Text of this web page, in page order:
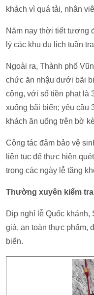
khách vì quá tải, nhân
Năm nay thời tiết tương
lý các khu du lịch tuần
Ngoài ra, Thành phố
chức ăn nhậu dưới bãi
cộng, với số tiền phạt là
xuống bãi biển; yêu cầu
khách ăn uống trên bờ
Công tác đảm bảo vệ
liên tục để thực hiện
trong các ngày lễ tăng
Thường xuyên kiểm
Dịp nghỉ lễ Quốc
giá, an toàn thực phẩm,
biển.